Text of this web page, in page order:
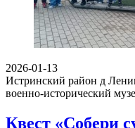
2026-01-13
Истринский район д
военно-исторический
Квест «Собери